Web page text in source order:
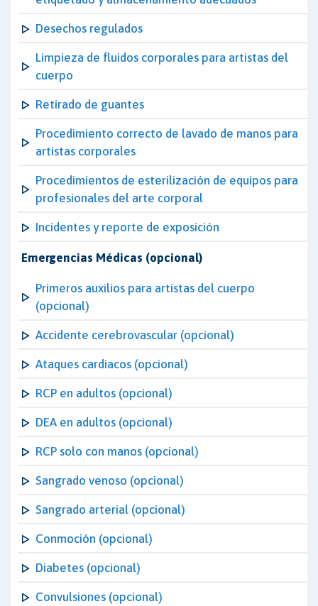
Desechos regulados
Limpieza de fluidos corporales para artistas del
cuerpo
Retirado de guantes
Procedimiento correcto de lavado de manos para
artistas corporales
Procedimientos de esterilización de equipos para
profesionales del arte corporal
Incidentes y reporte de exposición
Emergencias Médicas (opcional)
Primeros auxilios para artistas del cuerpo
(opcional)
Accidente cerebrovascular (opcional)
Ataques cardiacos (opcional)
RCP en adultos (opcional)
DEA en adultos (opcional)
RCP solo con manos (opcional)
Sangrado venoso (opcional)
Sangrado arterial (opcional)
Conmoción (opcional)
Diabetes (opcional)
Convulsiones (opcional)